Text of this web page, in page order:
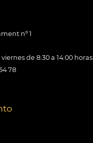
nº 1
de 8:30 a 14:00 horas
78